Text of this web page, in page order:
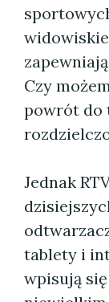
Czy
powrót do
Jednak
tablety i
wpisują